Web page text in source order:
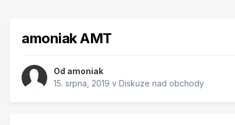
amoniak AMT
Od amoniak
15. srpna, 2019 v Diskuze nad obchody